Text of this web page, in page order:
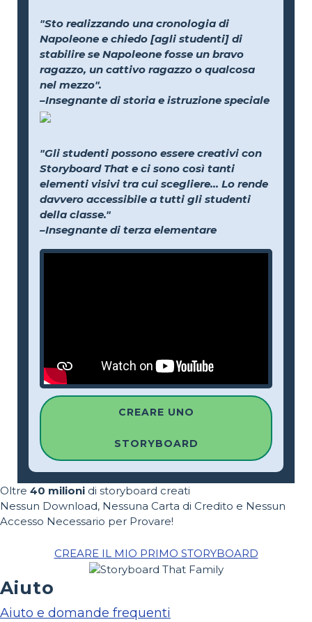
"Sto realizzando una cronologia di
Napoleone e chiedo [agli studenti] di
stabilire se Napoleone fosse un bravo
ragazzo, un cattivo ragazzo o qualcosa
nel mezzo".
–Insegnante di storia e istruzione speciale
"Gli studenti possono essere creativi con
Storyboard That e ci sono così tanti
elementi visivi tra cui scegliere... Lo rende
davvero accessibile a tutti gli studenti
della classe."
–Insegnante di terza elementare
CREARE UNO
STORYBOARD
Oltre 40 milioni di storyboard creati
Nessun Download, Nessuna Carta di Credito e Nessun
Accesso Necessario per Provare!
CREARE IL MIO PRIMO STORYBOARD
Aiuto
Aiuto e domande frequenti